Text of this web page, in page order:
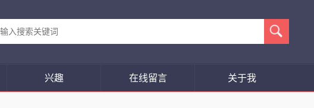
兴趣 在线留言 关于我